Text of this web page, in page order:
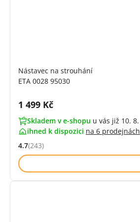
Nástavec na strouhání
ETA 0028 95030
Cena s DPH:
1 499 Kč
Skladem v e-shopu u vás již 10. 8.
ihned k dispozici na 6 prodejnách
Hodnocení: 4.7 z 5 (243 recenzí)
4.7(243)